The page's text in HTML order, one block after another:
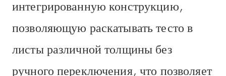
интегрированную конструкцию,
позволяющую раскатывать тесто в
листы различной толщины без
ручного переключения, что позволяет